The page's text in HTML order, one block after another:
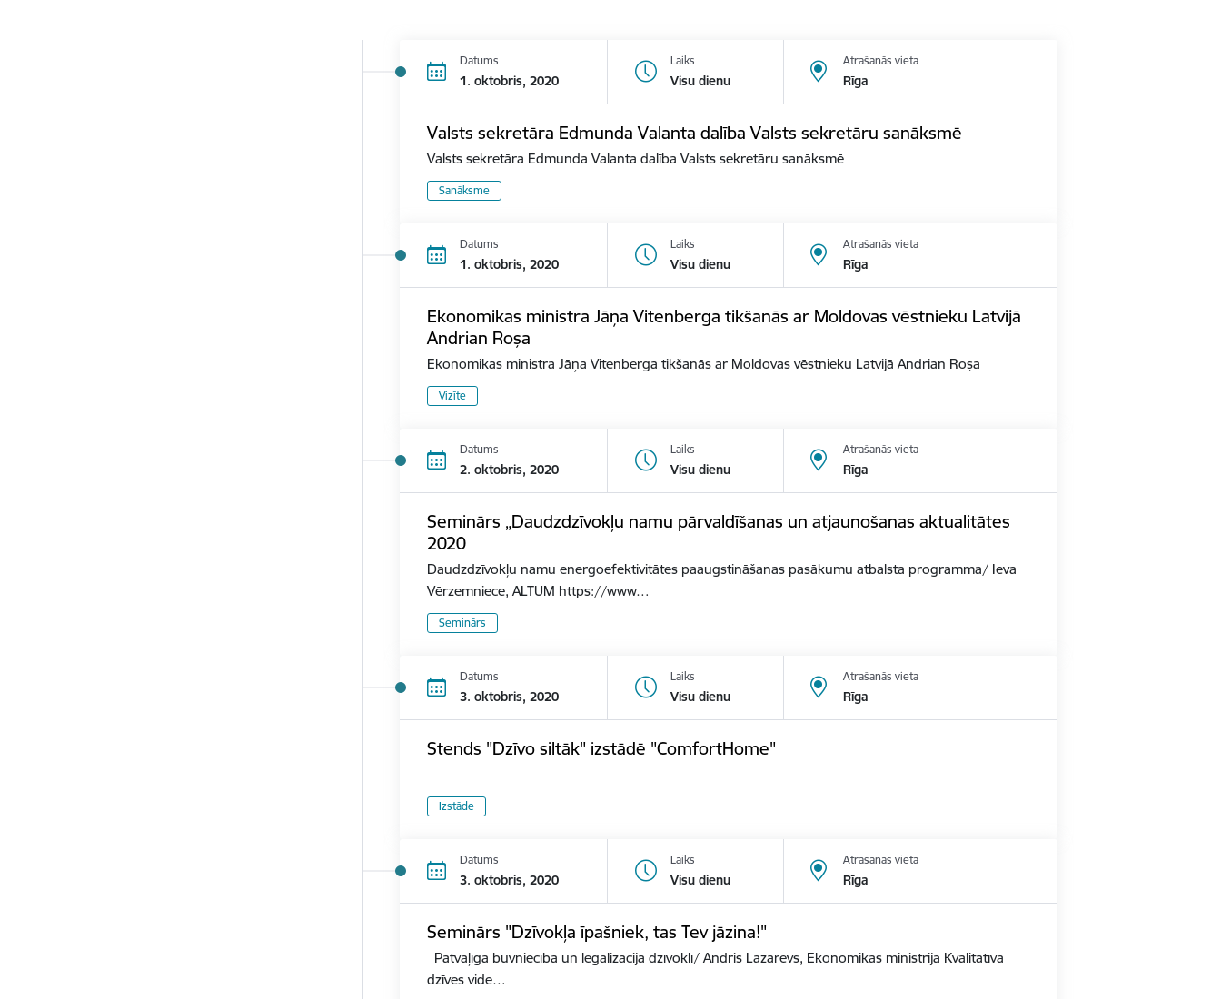
Datums
1. oktobris, 2020
Laiks
Visu dienu
Atrašanās vieta
Rīga
Valsts sekretāra Edmunda Valanta dalība Valsts sekretāru sanāksmē
Valsts sekretāra Edmunda Valanta dalība Valsts sekretāru sanāksmē
Sanāksme
Datums
1. oktobris, 2020
Laiks
Visu dienu
Atrašanās vieta
Rīga
Ekonomikas ministra Jāņa Vitenberga tikšanās ar Moldovas vēstnieku Latvijā
Andrian Roșa
Ekonomikas ministra Jāņa Vitenberga tikšanās ar Moldovas vēstnieku Latvijā Andrian Roșa
Vizīte
Datums
2. oktobris, 2020
Laiks
Visu dienu
Atrašanās vieta
Rīga
Seminārs „Daudzdzīvokļu namu pārvaldīšanas un atjaunošanas aktualitātes
2020
Daudzdzīvokļu namu energoefektivitātes paaugstināšanas pasākumu atbalsta programma/ Ieva
Vērzemniece, ALTUM https://www…
Seminārs
Datums
3. oktobris, 2020
Laiks
Visu dienu
Atrašanās vieta
Rīga
Stends "Dzīvo siltāk" izstādē "ComfortHome"
Izstāde
Datums
3. oktobris, 2020
Laiks
Visu dienu
Atrašanās vieta
Rīga
Seminārs "Dzīvokļa īpašniek, tas Tev jāzina!"
Patvaļīga būvniecība un legalizācija dzīvoklī/ Andris Lazarevs, Ekonomikas ministrija Kvalitatīva
dzīves vide…